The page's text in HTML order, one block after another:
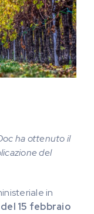
ha ottenuto il
del
in
15 febbraio